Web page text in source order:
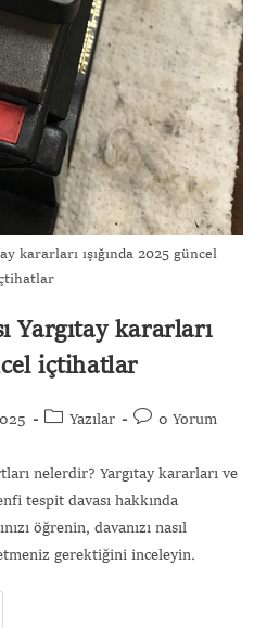
kararları ışığında 2025 güncel
Yargıtay kararları
içtihatlar
Yazılar 0 Yorum
nelerdir? Yargıtay kararları ve
tespit davası hakkında
öğrenin, davanızı nasıl
gerektiğini inceleyin.